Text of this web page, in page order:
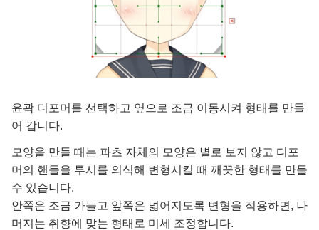
윤곽 디포머를 선택하고 옆으로 조금 이동시켜 형태를 만들
어 갑니다.
모양을 만들 때는 파츠 자체의 모양은 별로 보지 않고 디포
머의 핸들을 투시를 의식해 변형시킬 때 깨끗한 형태를 만들
수 있습니다.
안쪽은 조금 가늘고 앞쪽은 넓어지도록 변형을 적용하면, 나
머지는 취향에 맞는 형태로 미세 조정합니다.